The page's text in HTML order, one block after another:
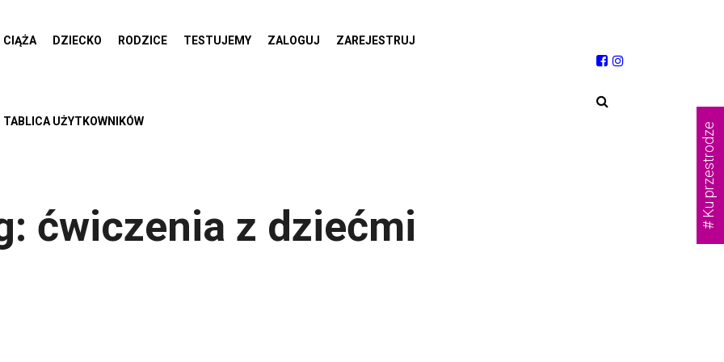
CIĄŻA DZIECKO RODZICE TESTUJEMY ZALOGUJ ZAREJESTRUJ
TABLICA UŻYTKOWNIKÓW
ćwiczenia z dziećmi # Ku przestrodze